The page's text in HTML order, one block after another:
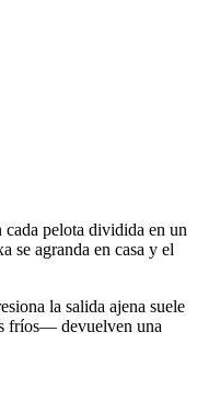
pelota dividida en un
se agranda en casa y el
la salida ajena suele
fríos— devuelven una